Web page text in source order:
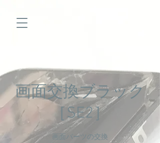
画面交換ブラック
［SE2］
画面パーツの交換